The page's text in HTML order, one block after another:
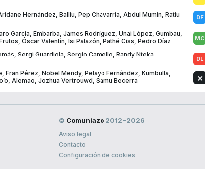
Hernández, Balliu, Pep Chavarría, Abdul Mumin, Ratiu
García, Embarba, James Rodríguez, Unai López, Gumbau,
, Óscar Valentín, Isi Palazón, Pathé Ciss, Pedro Díaz
, Sergi Guardiola, Sergio Camello, Randy Nteka
, Fran Pérez, Nobel Mendy, Pelayo Fernández, Kumbulla,
, Alemao, Jozhua Vertrouwd, Samu Becerra
© Comuniazo 2012−2026
Aviso legal
Contacto
Configuración de cookies